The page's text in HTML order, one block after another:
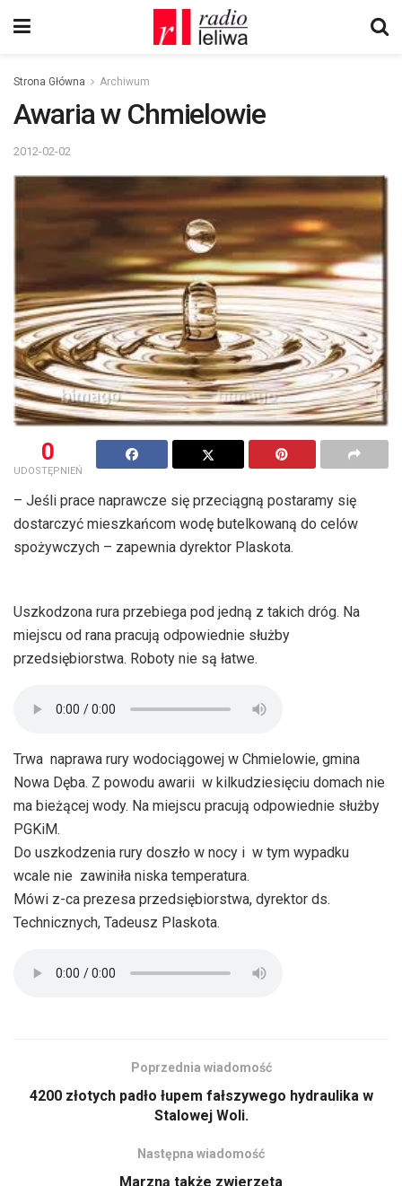
Strona Główna Archiwum
Awaria w Chmielowie
2012-02-02
0
UDOSTĘPNIEŃ
– Jeśli prace naprawcze się przeciągną postaramy się
dostarczyć mieszkańcom wodę butelkowaną do celów
spożywczych – zapewnia dyrektor Plaskota.
Uszkodzona rura przebiega pod jedną z takich dróg. Na
miejscu od rana pracują odpowiednie służby
przedsiębiorstwa. Roboty nie są łatwe.
Trwa naprawa rury wodociągowej w Chmielowie, gmina
Nowa Dęba. Z powodu awarii w kilkudziesięciu domach nie
ma bieżącej wody. Na miejscu pracują odpowiednie służby
PGKiM.
Do uszkodzenia rury doszło w nocy i w tym wypadku
wcale nie zawiniła niska temperatura.
Mówi z-ca prezesa przedsiębiorstwa, dyrektor ds.
Technicznych, Tadeusz Plaskota.
Poprzednia wiadomość
4200 złotych padło łupem fałszywego hydraulika w
Stalowej Woli.
Następna wiadomość
Marzną także zwierzęta